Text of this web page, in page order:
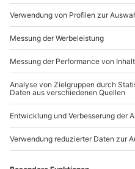
Andere Produkte
Mexikanischer
Kochkurs Kitzingen